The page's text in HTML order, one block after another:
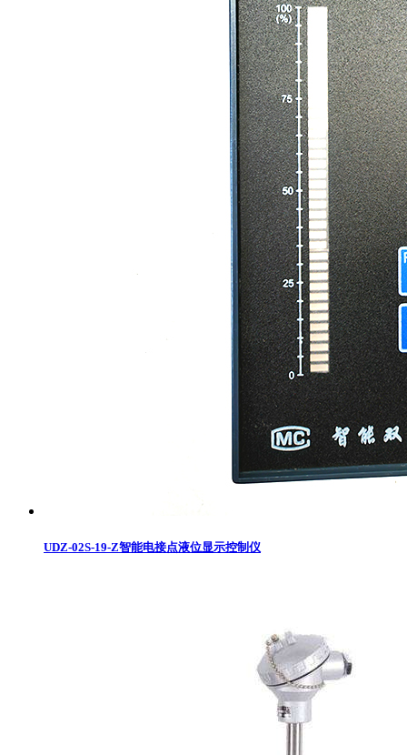
UDZ-02S-19-Z智能电接点液位显示控制仪